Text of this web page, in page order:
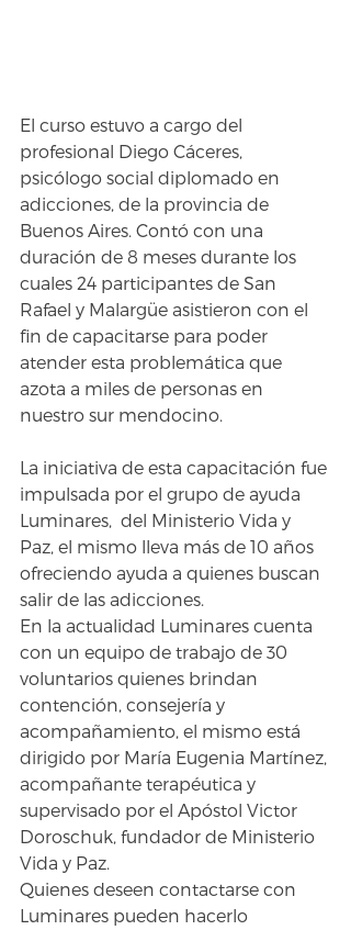
El curso estuvo a cargo del
profesional Diego Cáceres,
psicólogo social diplomado en
adicciones, de la provincia de
Buenos Aires. Contó con una
duración de 8 meses durante los
cuales 24 participantes de San
Rafael y Malargüe asistieron con el
fin de capacitarse para poder
atender esta problemática que
azota a miles de personas en
nuestro sur mendocino.
La iniciativa de esta capacitación fue
impulsada por el grupo de ayuda
Luminares,  del Ministerio Vida y
Paz, el mismo lleva más de 10 años
ofreciendo ayuda a quienes buscan
salir de las adicciones.
En la actualidad Luminares cuenta
con un equipo de trabajo de 30
voluntarios quienes brindan
contención, consejería y
acompañamiento, el mismo está
dirigido por María Eugenia Martínez,
acompañante terapéutica y
supervisado por el Apóstol Victor
Doroschuk, fundador de Ministerio
Vida y Paz.
Quienes deseen contactarse con
Luminares pueden hacerlo